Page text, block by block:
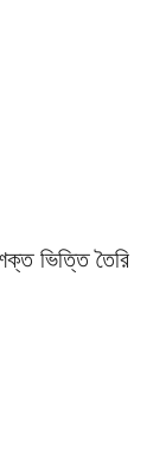
ভিত্তি তৈরি